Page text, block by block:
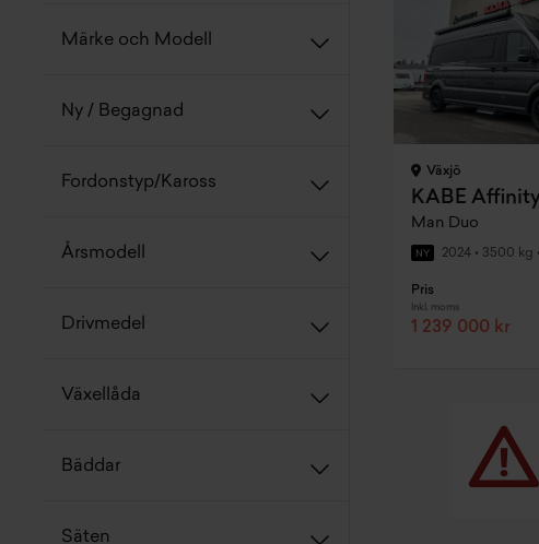
Märke och Modell
Ny / Begagnad
Fordonstyp/Kaross
Årsmodell
Drivmedel
Växellåda
Bäddar
Säten
Växjö
KABE
Man Duo
NY 2024 • 3500 kg •
Pris
Inkl. moms
1 239 000 kr